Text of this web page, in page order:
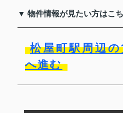
▼ 物件情報が見たい方はこ
松屋町駅周辺
へ進む